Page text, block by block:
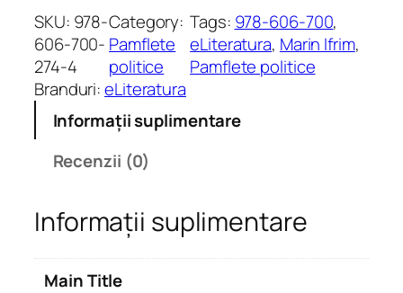
n
t
i
t
a
v
a
p
SKU: 978-
606-700-
274-4
Category:
Pamflete
politice
Tags: 978-606-700
eLiteratura, Marin Ifrim
Pamflete politice
Branduri:eLiteratura
Informații suplimentare
Recenzii (0)
Informații suplimentare
Main Title